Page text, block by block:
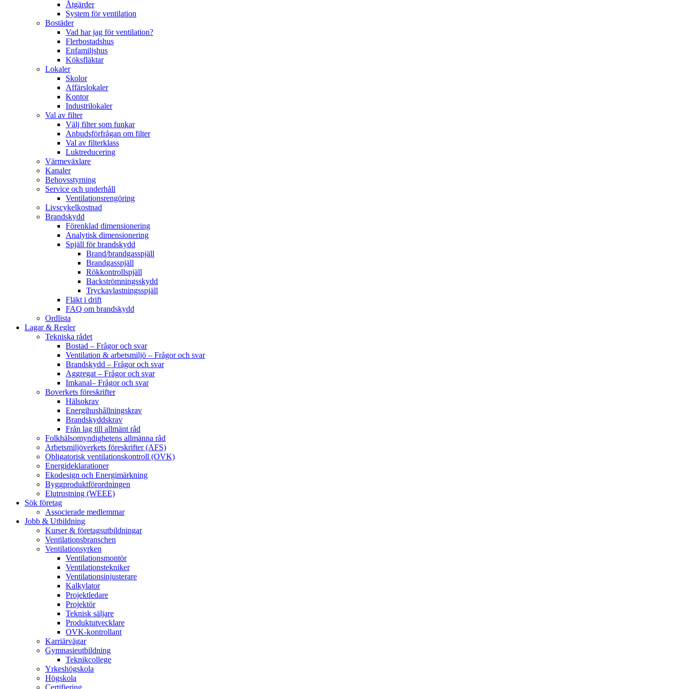
Åtgärder
System för ventilation
Bostäder
Vad har jag för ventilation?
Flerbostadshus
Enfamiljshus
Köksfläktar
Lokaler
Skolor
Affärslokaler
Kontor
Industrilokaler
Val av filter
Välj filter som funkar
Anbudsförfrågan om filter
Val av filterklass
Luktreducering
Värmeväxlare
Kanaler
Behovsstyrning
Service och underhåll
Ventilationsrengöring
Livscykelkostnad
Brandskydd
Förenklad dimensionering
Analytisk dimensionering
Spjäll för brandskydd
Brand/brandgasspjäll
Brandgasspjäll
Rökkontrollspjäll
Backströmningsskydd
Tryckavlastningsspjäll
Fläkt i drift
FAQ om brandskydd
Ordlista
Lagar & Regler
Tekniska rådet
Bostad – Frågor och svar
Ventilation & arbetsmiljö – Frågor och svar
Brandskydd – Frågor och svar
Aggregat – Frågor och svar
Imkanal– Frågor och svar
Boverkets föreskrifter
Hälsokrav
Energihushållningskrav
Brandskyddskrav
Från lag till allmänt råd
Folkhälsomyndighetens allmänna råd
Arbetsmiljöverkets föreskrifter (AFS)
Obligatorisk ventilationskontroll (OVK)
Energideklarationer
Ekodesign och Energimärkning
Byggproduktförordningen
Elutrustning (WEEE)
Sök företag
Associerade medlemmar
Jobb & Utbildning
Kurser & företagsutbildningar
Ventilationsbranschen
Ventilationsyrken
Ventilationsmontör
Ventilationstekniker
Ventilationsinjusterare
Kalkylator
Projektledare
Projektör
Teknisk säljare
Produktutvecklare
OVK-kontrollant
Karriärvägar
Gymnasieutbildning
Teknikcollege
Yrkeshögskola
Högskola
Certifiering